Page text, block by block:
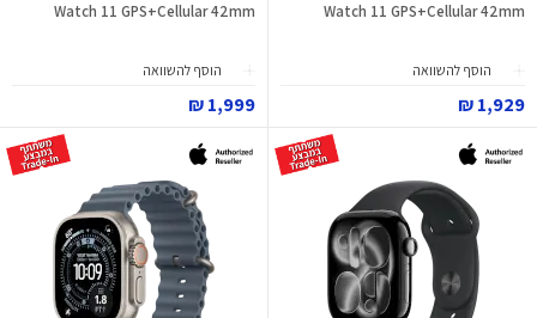
Watch 11 GPS+Cellular 42mm
הוסף להשוואה
1,929 ₪
Watch 11 GPS+Cellular 42mm
הוסף להשוואה
1,999 ₪